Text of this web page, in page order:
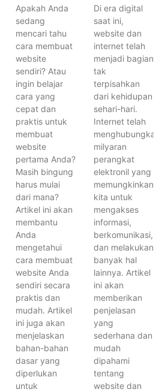
Apakah Anda
sedang
mencari tahu
cara membuat
website
sendiri? Atau
ingin belajar
cara yang
cepat dan
praktis untuk
membuat
website
pertama Anda?
Masih bingung
harus mulai
dari mana?
Artikel ini akan
membantu
Anda
mengetahui
cara membuat
website Anda
sendiri secara
praktis dan
mudah. Artikel
ini juga akan
menjelaskan
bahan-bahan
dasar yang
diperlukan
untuk
Di era digital
saat ini,
website dan
internet telah
menjadi bagian
tak
terpisahkan
dari kehidupan
sehari-hari.
Internet telah
menghubungkan
milyaran
perangkat
elektronil yang
memungkinkan
kita untuk
mengakses
informasi,
berkomunikasi,
dan melakukan
banyak hal
lainnya. Artikel
ini akan
memberikan
penjelasan
yang
sederhana dan
mudah
dipahami
tentang
website dan